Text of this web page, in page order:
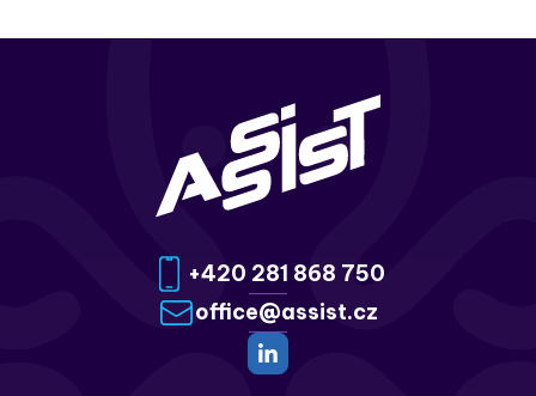
+420 281 868 750
office@assist.cz